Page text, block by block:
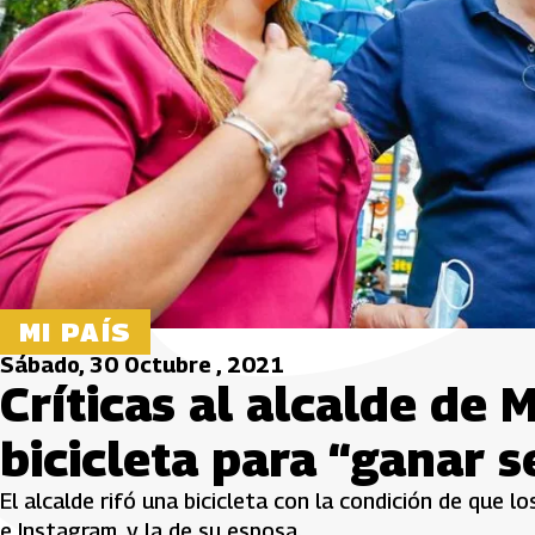
MI PAÍS
Sábado, 30 Octubre , 2021
Críticas al alcalde de
bicicleta para “ganar
El alcalde rifó una bicicleta con la condición de que